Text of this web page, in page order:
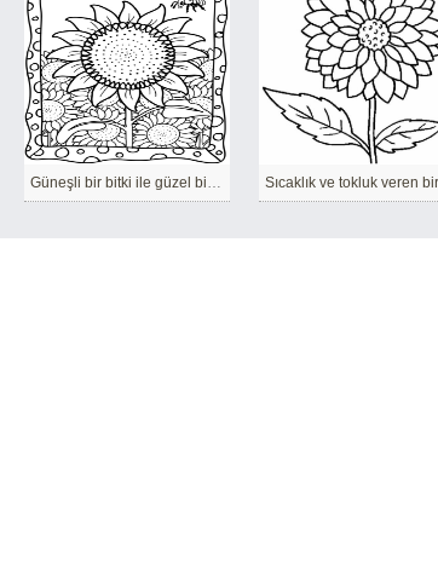
Güneşli bir bitki ile güzel bir resim.